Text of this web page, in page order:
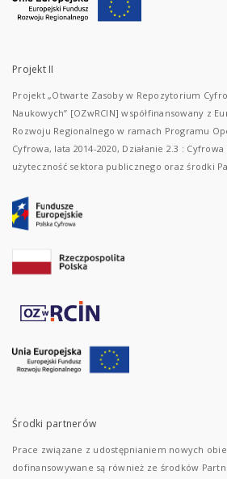
Projekt II
Projekt „Otwarte Zasoby w Repozytorium
Naukowych” [OZwRCIN] współfinansowany z
Rozwoju Regionalnego w ramach Programu
Cyfrowa, lata 2014-2020, Działanie 2.3 :
użyteczność sektora publicznego oraz środki
Środki partnerów
Prace związane z udostępnianiem nowych
dofinansowywane są również ze środków